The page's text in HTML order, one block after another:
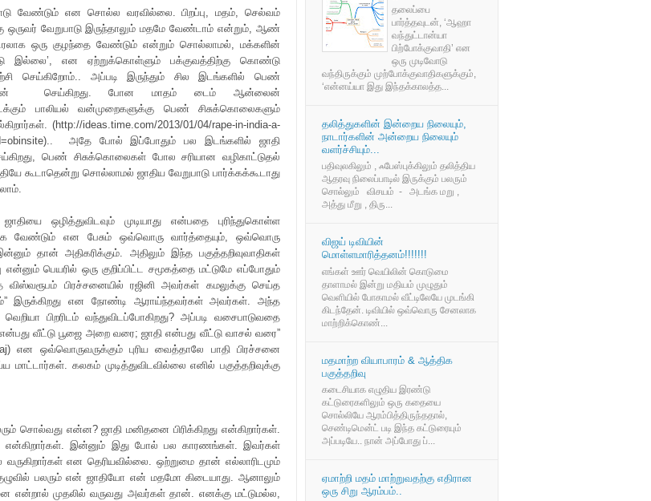
வேண்டும் என சொல்ல வரவில்லை. பிறப்பு, மதம், செல்வம்
ஒருவர் வேறுபாடு இருந்தாலும் மதமே வேண்டாம் என்றும், ஆண்
ஒரு குழந்தை வேண்டும் என்றும் சொல்லாமல், மக்களின்
இல்லை’, என ஏற்றுக்கொள்ளும் பக்குவத்திற்கு கொண்டு
செய்கிறோம்.. அப்படி இருந்தும் சில இடங்களில் பெண்
செய்கிறது. போன மாதம் டைம் ஆன்லைன்
பாலியல் வன்முறைகளுக்கு பெண் சிசுக்கொலைகளும்
(http://ideas.time.com/2013/01/04/rape-in-india-a-
அதே போல் இப்போதும் பல இடங்களில் ஜாதி
பெண் சிசுக்கொலைகள் போல சரியான வழிகாட்டுதல்
கூடாதென்று சொல்லாமல் ஜாதிய வேறுபாடு பார்க்கக்கூடாது
ஒழித்துவிடவும் முடியாது என்பதை புரிந்துகொள்ள
வேண்டும் என பேசும் ஒவ்வொரு வார்த்தையும், ஒவ்வொரு
தான் அதிகரிக்கும். அதிலும் இந்த பகுத்தறிவுவாதிகள்
என்னும் பெயரில் ஒரு குறிப்பிட்ட சமூகத்தை மட்டுமே எப்போதும்
விஸ்வரூபம் பிரச்சனையில் ரஜினி அவர்கள் கமலுக்கு செய்த
இருக்கிறது என நோண்டி ஆராய்ந்தவர்கள் அவர்கள். அந்த
பிறரிடம் வந்துவிடப்போகிறது? அப்படி வசைபாடுவதை
என்பது வீட்டு பூஜை அறை வரை; ஜாதி என்பது வீட்டு வாசல் வரை”
என ஒவ்வொருவருக்கும் புரிய வைத்தாலே பாதி பிரச்சனை
மாட்டார்கள். கலகம் முடித்துவிடவில்லை எனில் பகுத்தறிவுக்கு
சொல்வது என்ன? ஜாதி மனிதனை பிரிக்கிறது என்கிறார்கள்.
என்கிறார்கள். இன்னும் இது போல் பல காரணங்கள். இவர்கள்
என தெரியவில்லை. ஒற்றுமை தான் எல்லாரிடமும்
பலரும் என் ஜாதியோ என் மதமோ கிடையாது. ஆனாலும்
என்றால் முதலில் வருவது அவர்கள் தான். எனக்கு மட்டுமல்ல,
தலைப்பை
பார்த்தவுடன், ‘ஆஹா
வந்துட்டான்யா
பிற்போக்குவாதி’ என
ஒரு முடிவோடு
வந்திருக்கும் முற்போக்குவாதிகளுக்கும்,
‘என்னய்யா இது இந்தக்காலத்த...
தலித்துகளின் இன்றைய நிலையும்,
நாடார்களின் அன்றைய நிலையும்
வளர்ச்சியும்...
பதிவுலகிலும் , ஃபேஸ்புக்கிலும் தலித்திய
ஆதரவு நிலைப்பாடில் இருக்கும் பலரும்
சொல்லும் விசயம் - அடங்க மறு ,
அத்து மீறு , திரு...
விஜய் டிவியின்
மொள்ளமாரித்தனம்!!!!!!!
எங்கள் ஊர் வெயிலின் கொடுமை
தாளாமல் இன்று மதியம் முழுதும்
வெளியில் போகாமல் வீட்டிலேயே முடங்கி
கிடந்தேன். டிவியில் ஒவ்வொரு சேனலாக
மாற்றிக்கொண்...
மதமாற்ற வியாபாரம் & ஆத்திக
பகுத்தறிவு
கடைசியாக எழுதிய இரண்டு
கட்டுரைகளிலும் ஒரு கதையை
சொல்லியே ஆரம்பித்திருந்ததால்,
செண்டிமென்ட் படி இந்த கட்டுரையும்
அப்படியே.. நான் அப்போது ப்...
ஏமாற்றி மதம் மாற்றுவதற்கு எதிரான
ஒரு சிறு ஆரம்பம்..